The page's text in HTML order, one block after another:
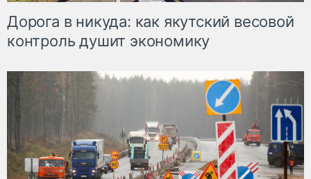
Дорога в никуда: как якутский весовой
контроль душит экономику